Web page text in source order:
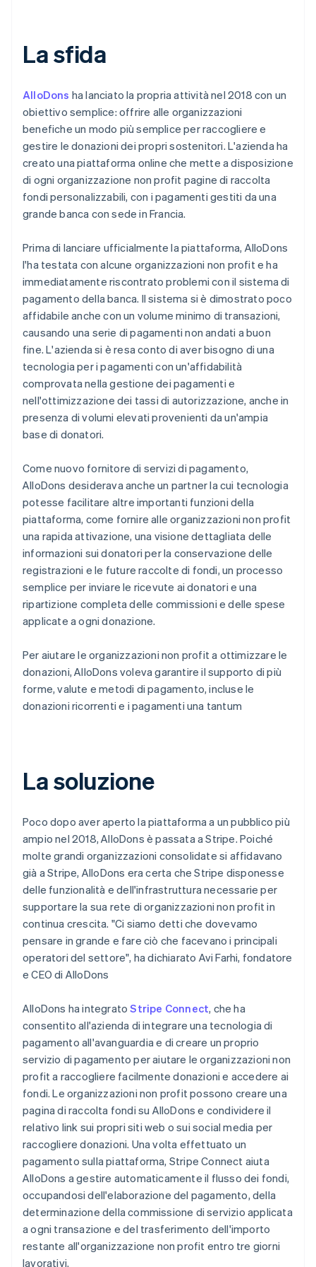
La sfida
AlloDons ha lanciato la propria attività nel 2018 con un
obiettivo semplice: offrire alle organizzazioni
benefiche un modo più semplice per raccogliere e
gestire le donazioni dei propri sostenitori. L'azienda ha
creato una piattaforma online che mette a disposizione
di ogni organizzazione non profit pagine di raccolta
fondi personalizzabili, con i pagamenti gestiti da una
grande banca con sede in Francia.
Prima di lanciare ufficialmente la piattaforma, AlloDons
l'ha testata con alcune organizzazioni non profit e ha
immediatamente riscontrato problemi con il sistema di
pagamento della banca. Il sistema si è dimostrato poco
affidabile anche con un volume minimo di transazioni,
causando una serie di pagamenti non andati a buon
fine. L'azienda si è resa conto di aver bisogno di una
tecnologia per i pagamenti con un'affidabilità
comprovata nella gestione dei pagamenti e
nell'ottimizzazione dei tassi di autorizzazione, anche in
presenza di volumi elevati provenienti da un'ampia
base di donatori.
Come nuovo fornitore di servizi di pagamento,
AlloDons desiderava anche un partner la cui tecnologia
potesse facilitare altre importanti funzioni della
piattaforma, come fornire alle organizzazioni non profit
una rapida attivazione, una visione dettagliata delle
informazioni sui donatori per la conservazione delle
registrazioni e le future raccolte di fondi, un processo
semplice per inviare le ricevute ai donatori e una
ripartizione completa delle commissioni e delle spese
applicate a ogni donazione.
Per aiutare le organizzazioni non profit a ottimizzare le
donazioni, AlloDons voleva garantire il supporto di più
forme, valute e metodi di pagamento, incluse le
donazioni ricorrenti e i pagamenti una tantum
La soluzione
Poco dopo aver aperto la piattaforma a un pubblico più
ampio nel 2018, AlloDons è passata a Stripe. Poiché
molte grandi organizzazioni consolidate si affidavano
già a Stripe, AlloDons era certa che Stripe disponesse
delle funzionalità e dell'infrastruttura necessarie per
supportare la sua rete di organizzazioni non profit in
continua crescita. "Ci siamo detti che dovevamo
pensare in grande e fare ciò che facevano i principali
operatori del settore", ha dichiarato Avi Farhi, fondatore
e CEO di AlloDons
AlloDons ha integratoStripe Connect, che ha
consentito all'azienda di integrare una tecnologia di
pagamento all'avanguardia e di creare un proprio
servizio di pagamento per aiutare le organizzazioni non
profit a raccogliere facilmente donazioni e accedere ai
fondi. Le organizzazioni non profit possono creare una
pagina di raccolta fondi su AlloDons e condividere il
relativo link sui propri siti web o sui social media per
raccogliere donazioni. Una volta effettuato un
pagamento sulla piattaforma, Stripe Connect aiuta
AlloDons a gestire automaticamente il flusso dei fondi,
occupandosi dell'elaborazione del pagamento, della
determinazione della commissione di servizio applicata
a ogni transazione e del trasferimento dell'importo
restante all'organizzazione non profit entro tre giorni
lavorativi.